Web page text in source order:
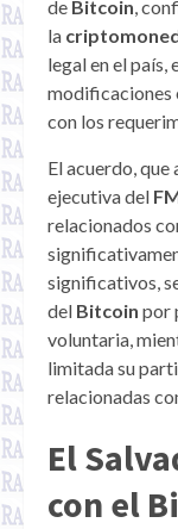
de Bitcoin,
la
legal en el
modificaciones
con los
El acuerdo,
ejecutiva del
relacionados
significativos,
del Bitcoin por
voluntaria,
limitada su
relacionadas
El
con el